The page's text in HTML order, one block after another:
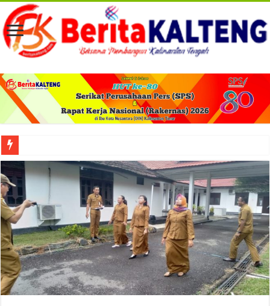
Viral! Selama Dua Bulan Lebih Siltap Serta Tunjangan Pemdes dan BPD di